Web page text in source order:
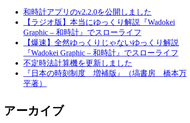
和時計アプリのv2.2.0を公開しました
【ラジオ版】本当にゆっくり解説『Wadokei
Graphic – 和時計』でスローライフ
【爆速】全然ゆっくりじゃないゆっくり解説
『Wadokei Graphic – 和時計』でスローライフ
不定時法計算機を更新しました
『日本の時刻制度 増補版』（塙書房 橋本万
平著）
アーカイブ